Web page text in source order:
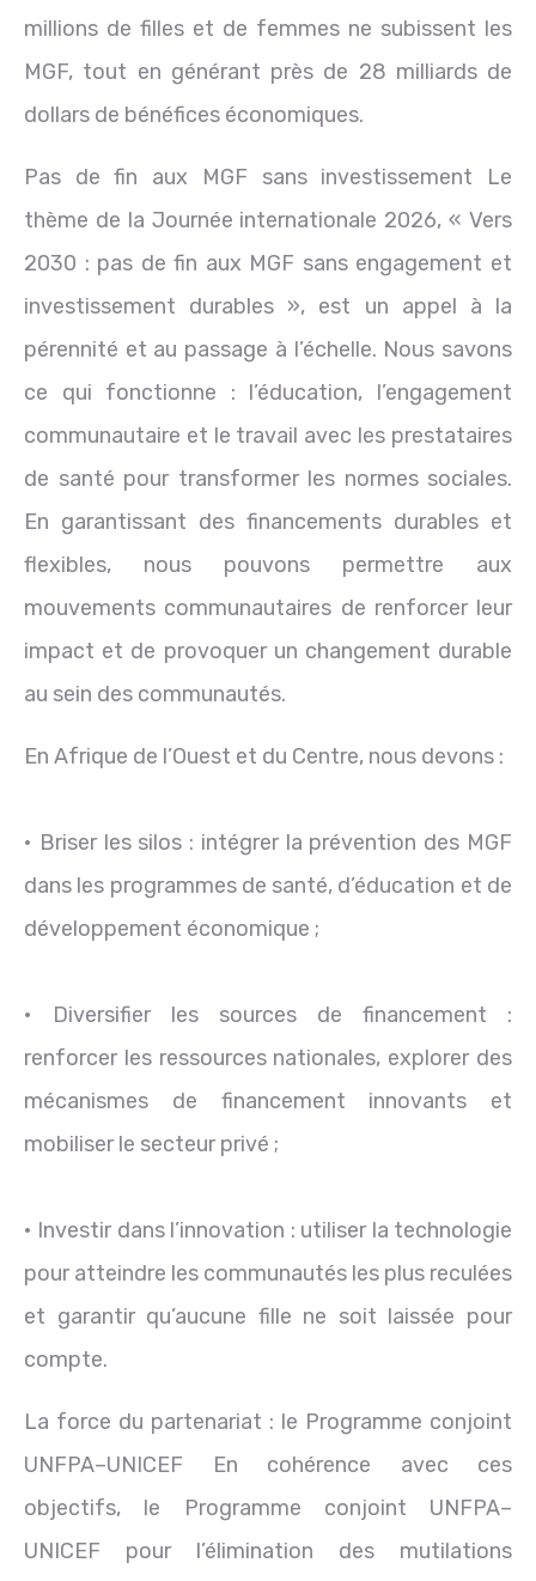
millions de filles et de femmes ne subissent les
MGF, tout en générant près de 28 milliards de
dollars de bénéfices économiques.
Pas de fin aux MGF sans investissement Le
thème de la Journée internationale 2026, « Vers
2030 : pas de fin aux MGF sans engagement et
investissement durables », est un appel à la
pérennité et au passage à l’échelle. Nous savons
ce qui fonctionne : l’éducation, l’engagement
communautaire et le travail avec les prestataires
de santé pour transformer les normes sociales.
En garantissant des financements durables et
flexibles, nous pouvons permettre aux
mouvements communautaires de renforcer leur
impact et de provoquer un changement durable
au sein des communautés.
En Afrique de l’Ouest et du Centre, nous devons :
• Briser les silos : intégrer la prévention des MGF
dans les programmes de santé, d’éducation et de
développement économique ;
• Diversifier les sources de financement :
renforcer les ressources nationales, explorer des
mécanismes de financement innovants et
mobiliser le secteur privé ;
• Investir dans l’innovation : utiliser la technologie
pour atteindre les communautés les plus reculées
et garantir qu’aucune fille ne soit laissée pour
compte.
La force du partenariat : le Programme conjoint
UNFPA–UNICEF En cohérence avec ces
objectifs, le Programme conjoint UNFPA–
UNICEF pour l’élimination des mutilations